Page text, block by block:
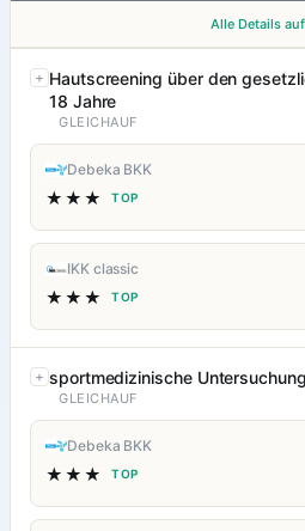
Alle Details
Hautscreening über den
18 Jahre
GLEICHAUF
Debeka BKK
★★★ TOP
IKK classic
★★★ TOP
sportmedizinische
GLEICHAUF
Debeka BKK
★★★ TOP